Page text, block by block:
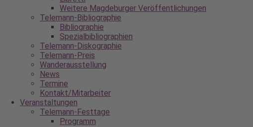
Weitere Magdeburger Veröffentlichungen
Telemann-Bibliographie
Bibliographie
Spezialbibliographien
Telemann-Diskographie
Telemann-Preis
Wanderausstellung
News
Termine
Kontakt/Mitarbeiter
Veranstaltungen
Telemann-Festtage
Programm